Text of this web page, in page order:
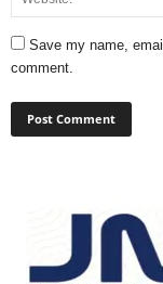
Save my name,
comment.